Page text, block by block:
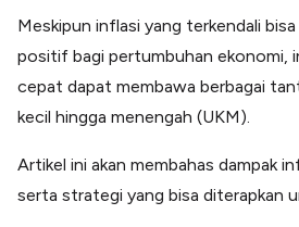
Open API
Integrasi sistem bisnis dengan
Software Akuntansi
Meskipun inflasi yang terkendali
positif bagi pertumbuhan ekonomi,
cepat dapat membawa berbagai
kecil hingga menengah (UKM).
Artikel ini akan membahas dampak
serta strategi yang bisa diterapkan